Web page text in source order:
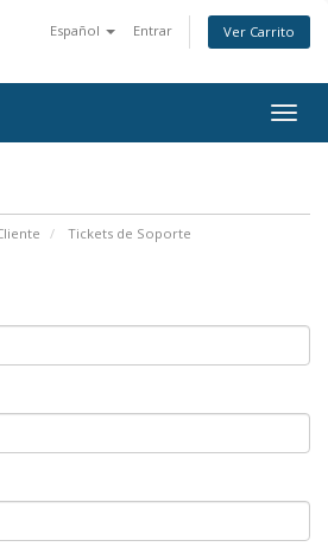
Español Entrar Ver Carrito
Tickets de Soporte